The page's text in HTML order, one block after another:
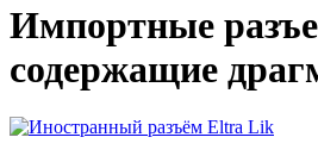
Импортные
содержащие